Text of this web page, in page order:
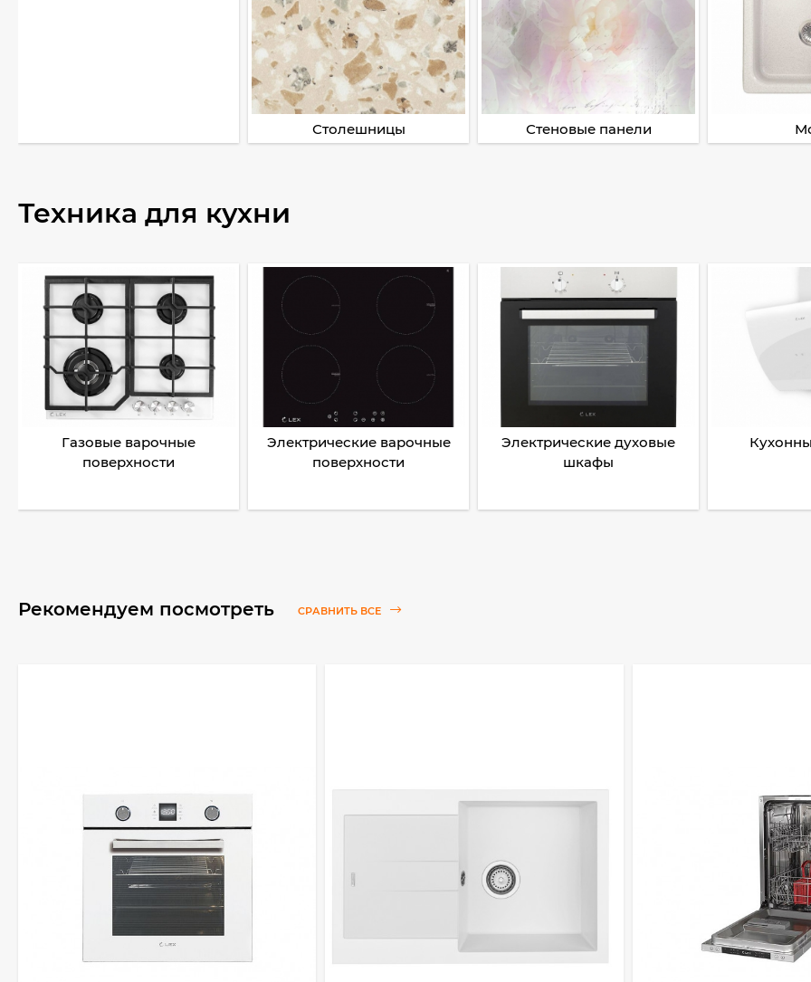
Столешницы Стеновые панели
Техника для кухни
Газовые варочные
поверхности
Электрические варочные
поверхности
Электрические духовые
шкафы
Рекомендуем посмотреть СРАВНИТЬ ВСЕ